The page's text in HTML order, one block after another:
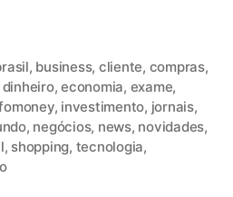
, business, cliente, compras,
dinheiro,economia, exame,
, investimento, jornais,
, negócios, news, novidades,
, shopping, tecnologia,